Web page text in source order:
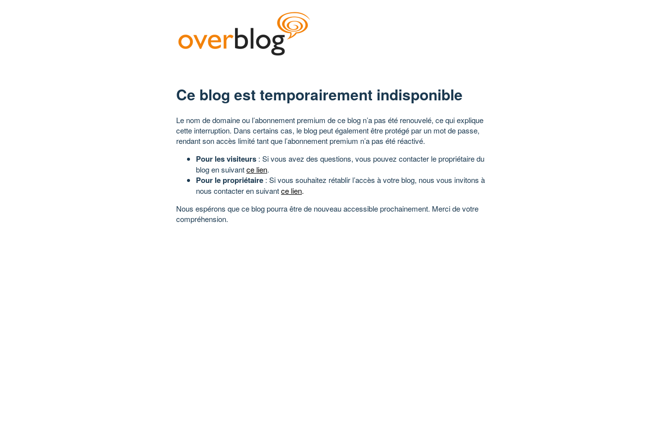
Ce blog est temporairement indisponible
Le nom de domaine ou l’abonnement premium de ce blog n’a pas été renouvelé, ce qui explique
cette interruption. Dans certains cas, le blog peut également être protégé par un mot de passe,
rendant son accès limité tant que l’abonnement premium n’a pas été réactivé.
Pour les visiteurs : Si vous avez des questions, vous pouvez contacter le propriétaire du
blog en suivantce lien.
Pour le propriétaire : Si vous souhaitez rétablir l’accès à votre blog, nous vous invitons à
nous contacter en suivantce lien.
Nous espérons que ce blog pourra être de nouveau accessible prochainement. Merci de votre
compréhension.